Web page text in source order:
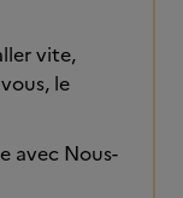
vite,
le
avec Nous-